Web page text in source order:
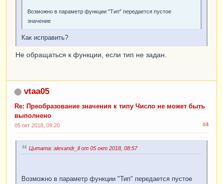
Возможно в параметр функции "Тип" передается пустое
значение
Как исправить?
Не обращаться к функции, если тип не задан.
vtaa05
Re: Преобразование значения к типу Число не может быть
выполнено
#4
05 окт 2018, 09:20
Цитата: alexandr_ll от 05 окт 2018, 08:57
Возможно в параметр функции "Тип" передается пустое